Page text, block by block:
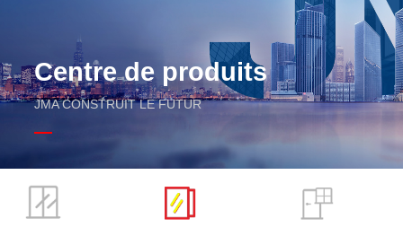
Centre de produits
JMA CONSTRUIT LE FUTUR